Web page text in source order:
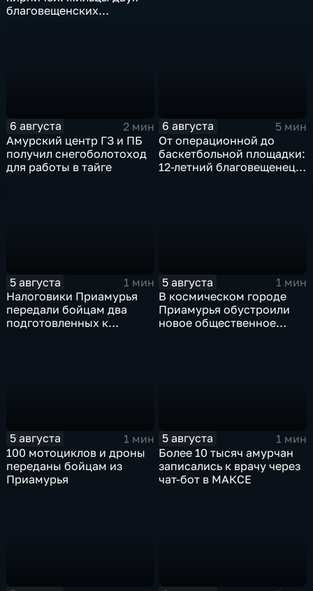
благовещенских
6 августа
2 мин
Амурский центр ГЗ и ПБ
получил снегоболотоход
для работы в тайге
6 августа
5 мин
От операционной до
баскетбольной площадки:
12-летний благовещенец
5 августа
1 мин
Налоговики Приамурья
передали бойцам два
подготовленных к
5 августа
1 мин
В космическом городе
Приамурья обустроили
новое общественное
5 августа
1 мин
100 мотоциклов и дроны
переданы бойцам из
Приамурья
5 августа
1 мин
Более 10 тысяч амурчан
записались к врачу через
чат-бот в МАКСЕ